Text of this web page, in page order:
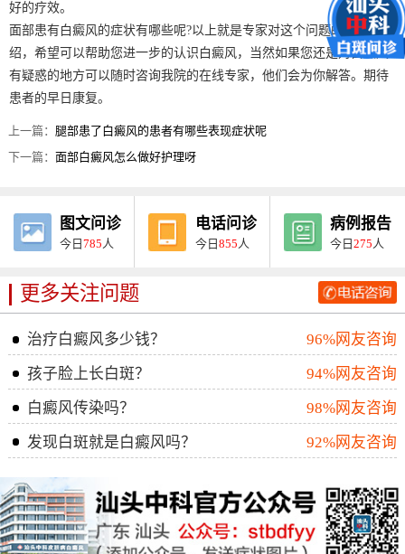
好的疗效。
面部患有白癜风的症状有哪些呢?以上就是专家对这个问题的详细介
绍，希望可以帮助您进一步的认识白癜风，当然如果您还是对白癜风
有疑惑的地方可以随时咨询我院的在线专家，他们会为你解答。期待
患者的早日康复。
上一篇：腿部患了白癜风的患者有哪些表现症状呢
下一篇：面部白癜风怎么做好护理呀
图文问诊
今日785 人
电话问诊
今日855 人
病例报告
今日275 人
更多关注问题
治疗白癜风多少钱？
96%网友咨询
孩子脸上长白斑？
94%网友咨询
白癜风传染吗？
98%网友咨询
发现白斑就是白癜风吗？
92%网友咨询